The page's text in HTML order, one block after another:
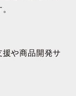
や商品開発サ